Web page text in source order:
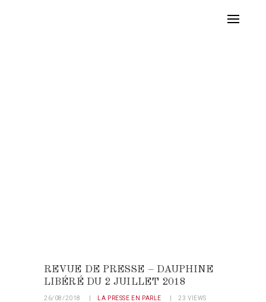
REVUE DE PRESSE – DAUPHINE
LIBÉRÉ DU 2 JUILLET 2018
26/08/2018 LA PRESSE EN PARLE 23 VIEWS